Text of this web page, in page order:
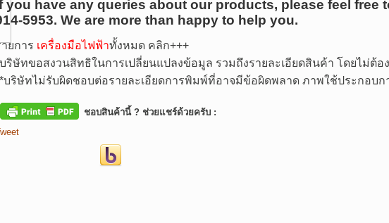
you have any queries about our products, please feel free
5953. We are more than happy to help you.
ยการ เครื่องมือไฟฟ้าทั้งหมด คลิก+++
บริษัทขอสงวนสิทธิในการเปลี่ยนแปลงข้อมูล รวมถึงรายละเอียดสินค้า โดยไม่ต้อ
บริษัทไม่รับผิดชอบต่อรายละเอียดการพิมพ์ที่อาจมีข้อผิดพลาด ภาพใช้ประกอบ
ชอบสินค้านี้ ? ช่วยแชร์ด้วยครับ :